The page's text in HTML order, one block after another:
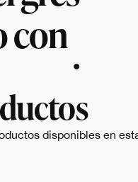
con
ogni
disponibles en